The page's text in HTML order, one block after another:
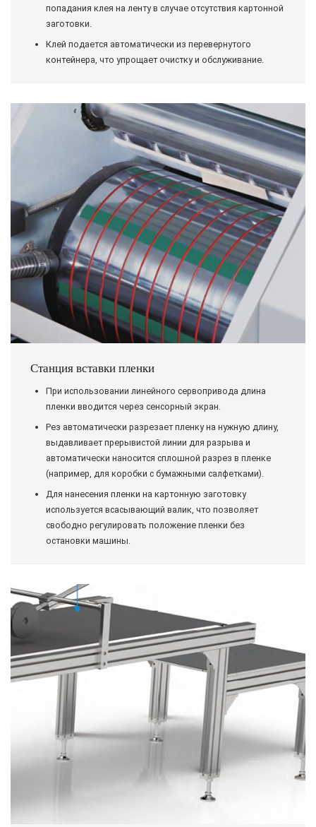
попадания клея на ленту в случае отсутствия картонной
заготовки.
Клей подается автоматически из перевернутого
контейнера, что упрощает очистку и обслуживание.
Станция вставки пленки
При использовании линейного сервопривода длина
пленки вводится через сенсорный экран.
Рез автоматически разрезает пленку на нужную длину,
выдавливает прерывистой линии для разрыва и
автоматически наносится сплошной разрез в пленке
(например, для коробки с бумажными салфетками).
Для нанесения пленки на картонную заготовку
используется всасывающий валик, что позволяет
свободно регулировать положение пленки без
остановки машины.